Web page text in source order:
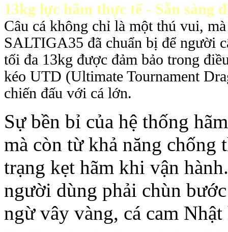
13kg lực hãm thực tế - Sẵn sàng
Câu cá không chỉ là một thú vui,
SALTIGA35 đã chuẩn bị để người
tối đa 13kg được đảm bảo trong
kéo UTD (Ultimate Tournament
chiến đấu với cá lớn.
Sự bền bỉ của hệ thống
mà còn từ khả năng chống
trạng kẹt hãm khi vận
người dùng phải chùn
ngừ vây vàng, cá cam